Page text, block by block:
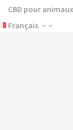
CBD pour
Français